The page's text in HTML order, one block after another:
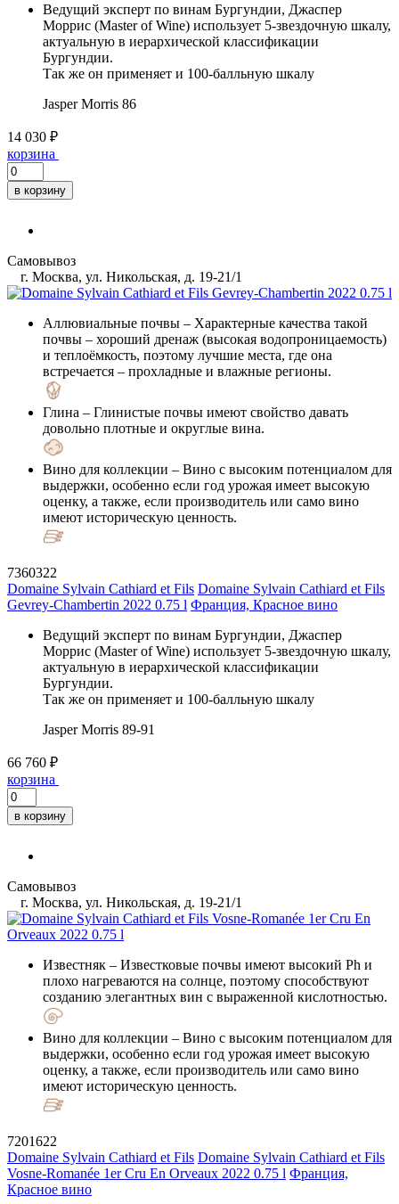
Ведущий эксперт по винам Бургундии, Джаспер
Моррис (Master of Wine) использует 5-звездочную шкалу,
актуальную в иерархической классификации
Бургундии.
Так же он применяет и 100-балльную шкалу
Jasper Morris 86
14 030 ₽
корзина
в корзину
Самовывоз
г. Москва, ул. Никольская, д. 19-21/1
Аллювиальные почвы – Характерные качества такой
почвы – хороший дренаж (высокая водопроницаемость)
и теплоёмкость, поэтому лучшие места, где она
встречается – прохладные и влажные регионы.
Глина – Глинистые почвы имеют свойство давать
довольно плотные и округлые вина.
Вино для коллекции – Вино с высоким потенциалом для
выдержки, особенно если год урожая имеет высокую
оценку, а также, если производитель или само вино
имеют историческую ценность.
7360322
Domaine Sylvain Cathiard et Fils Domaine Sylvain Cathiard et Fils
Gevrey-Chambertin 2022 0.75 l Франция, Красное вино
Ведущий эксперт по винам Бургундии, Джаспер
Моррис (Master of Wine) использует 5-звездочную шкалу,
актуальную в иерархической классификации
Бургундии.
Так же он применяет и 100-балльную шкалу
Jasper Morris 89-91
66 760 ₽
корзина
в корзину
Самовывоз
г. Москва, ул. Никольская, д. 19-21/1
Известняк – Известковые почвы имеют высокий Ph и
плохо нагреваются на солнце, поэтому способствуют
созданию элегантных вин с выраженной кислотностью.
Вино для коллекции – Вино с высоким потенциалом для
выдержки, особенно если год урожая имеет высокую
оценку, а также, если производитель или само вино
имеют историческую ценность.
7201622
Domaine Sylvain Cathiard et Fils Domaine Sylvain Cathiard et Fils
Vosne-Romanée 1er Cru En Orveaux 2022 0.75 l Франция,
Красное вино